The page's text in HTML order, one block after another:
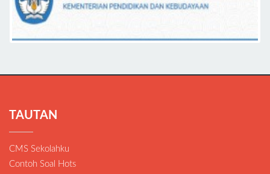
TAUTAN
CMS Sekolahku
Contoh Soal Hots